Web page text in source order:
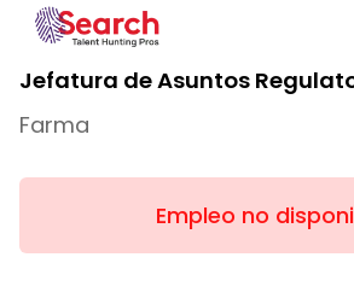
Jefatura de Asuntos
Farma
Empleo no